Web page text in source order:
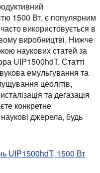
1500 Вт, є популярним
використовується в
виробництві. Нижче
наукових статей за
UIP1500hdT. Статті
емульгування та
цеолітів,
та дегазація
конкретне
джерела, будь
UIP1500hdT, 1500 Вт